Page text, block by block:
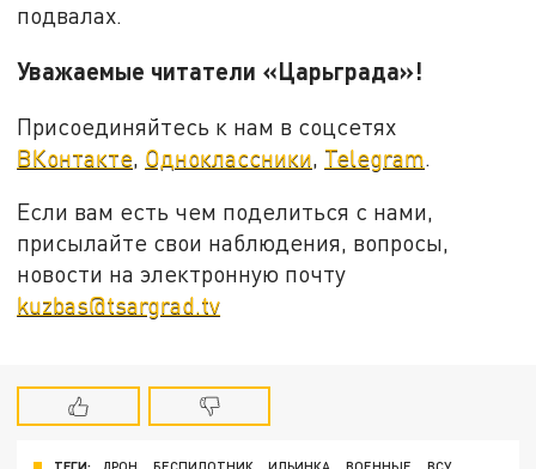
подвалах.
Уважаемые читатели «Царьграда»!
Присоединяйтесь к нам в соцсетях
ВКонтакте Одноклассники Telegram
Если вам есть чем поделиться с нами,
присылайте свои наблюдения, вопросы,
новости на электронную почту
kuzbas@tsargrad.tv
ТЕГИ: ДРОН БЕСПИЛОТНИК ИЛЬИНКА ВОЕННЫЕ
ВСУ